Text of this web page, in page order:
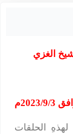
الحلقات